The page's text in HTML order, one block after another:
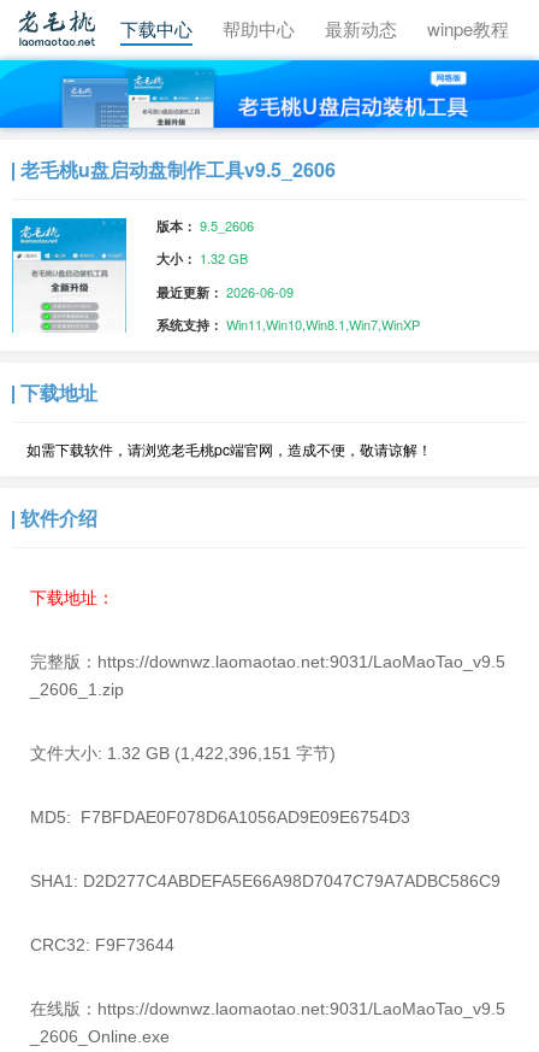
视频教程 下载中心 帮助中心 最新动态 winpe教程
老毛桃u盘启动盘制作工具v9.5_2606
版本： 9.5_2606
大小： 1.32 GB
最近更新： 2026-06-09
系统支持： Win11,Win10,Win8.1,Win7,WinXP
下载地址
如需下载软件，请浏览老毛桃pc端官网，造成不便，敬请谅解！
软件介绍
下载地址：
完整版：https://downwz.laomaotao.net:9031/LaoMaoTao_v9.5
_2606_1.zip
文件大小: 1.32 GB (1,422,396,151 字节)
MD5: F7BFDAE0F078D6A1056AD9E09E6754D3
SHA1: D2D277C4ABDEFA5E66A98D7047C79A7ADBC586C9
CRC32: F9F73644
在线版：https://downwz.laomaotao.net:9031/LaoMaoTao_v9.5
_2606_Online.exe